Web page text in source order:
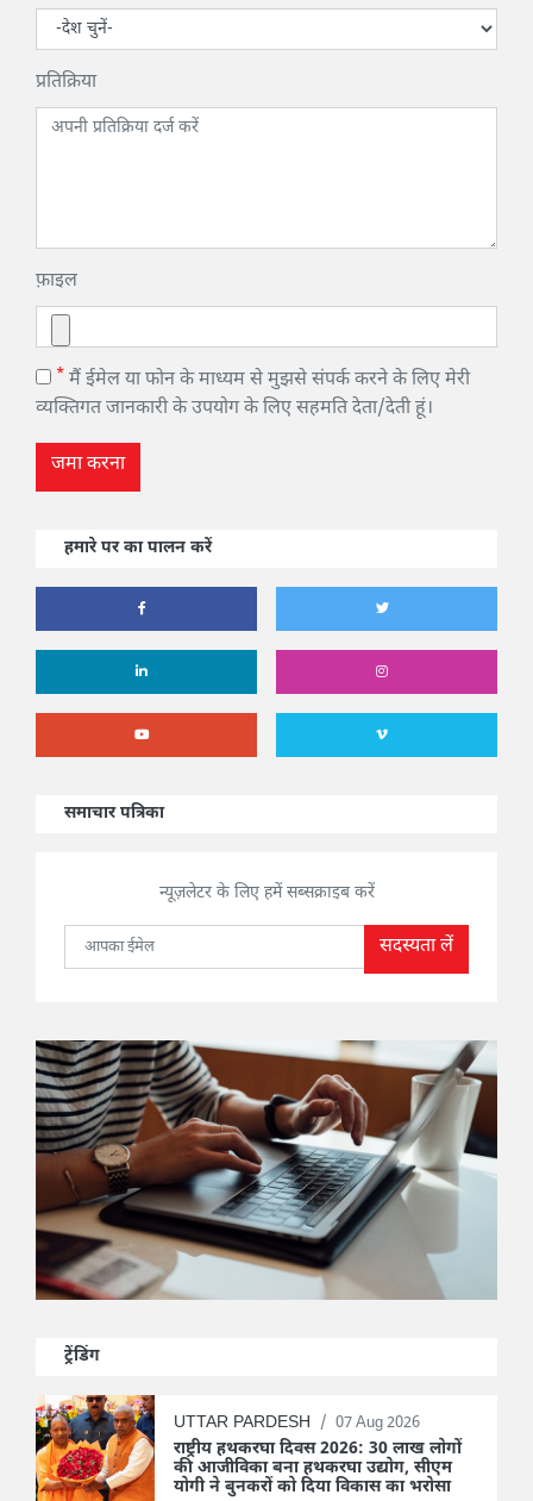
प्रतिक्रिया
फ़ाइल
* मैं ईमेल या फोन के माध्यम से मुझसे संपर्क करने के लिए मेरी
व्यक्तिगत जानकारी के उपयोग के लिए सहमति देता/देती हूं।
जमा करना
हमारे पर का पालन करें
समाचार पत्रिका
न्यूज़लेटर के लिए हमें सब्सक्राइब करें
सदस्यता लें
ट्रेंडिंग
UTTAR PARDESH / 07 Aug 2026
राष्ट्रीय हथकरघा दिवस 2026: 30 लाख लोगों
की आजीविका बना हथकरघा उद्योग, सीएम
योगी ने बुनकरों को दिया विकास का भरोसा